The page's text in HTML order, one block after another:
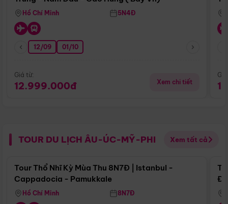
Hồ Chí Minh 5N4Đ
12/09 01/10
Giá từ:
12.999.000đ Xem chi tiết
TOUR DU LỊCH ÂU-ÚC-MỸ-PHI Xem tất cả
Điểm nổi bật
Tour Thổ Nhĩ Kỳ Mùa Thu 8N7Đ | Istanbul -
Cappadocia - Pamukkale
Hồ Chí Minh 8N7Đ